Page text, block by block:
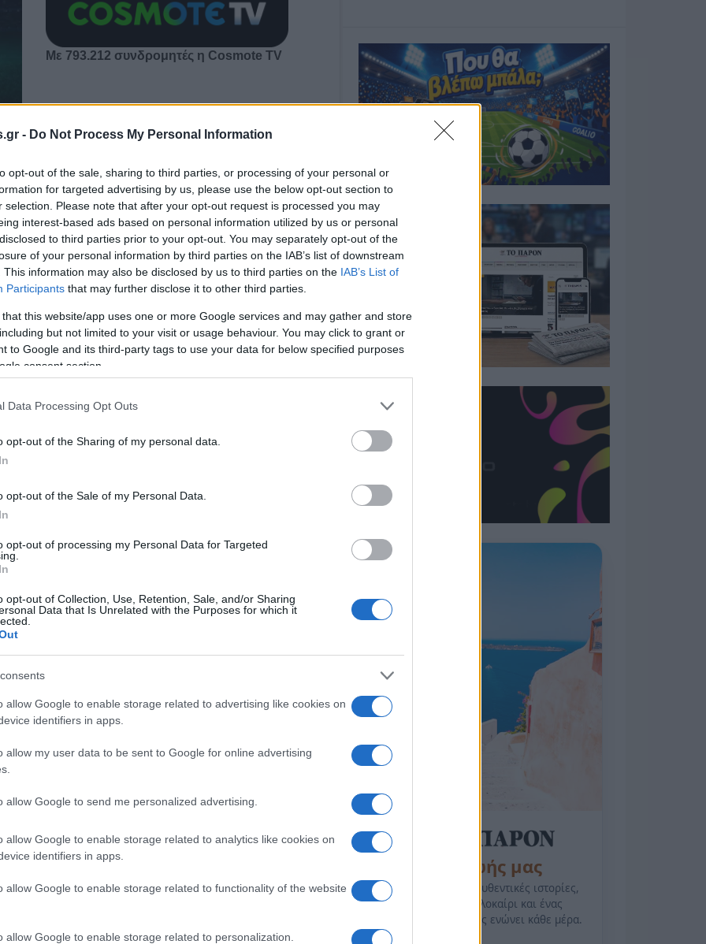
- Do Not Process My Personal Information
opt-out of the sale, sharing to third parties, or processing of your personal or
for targeted advertising by us, please use the below opt-out section to
selection. Please note that after your opt-out request is processed you may
interest-based ads based on personal information utilized by us or personal
to third parties prior to your opt-out. You may separately opt-out of the
of your personal information by third parties on the IAB’s list of downstream
This information may also be disclosed by us to third parties on the IAB’s List of
Participants that may further disclose it to other third parties.
that this website/app uses one or more Google services and may gather and store
but not limited to your visit or usage behaviour. You may click to grant or
to Google and its third-party tags to use your data for below specified purposes
consent section.
Data Processing Opt Outs
opt-out of the Sharing of my personal data.
opt-out of the Sale of my Personal Data.
opt-out of processing my Personal Data for Targeted
opt-out of Collection, Use, Retention, Sale, and/or Sharing
Data that Is Unrelated with the Purposes for which it
allow Google to enable storage related to advertising like cookies on
identifiers in apps.
allow my user data to be sent to Google for online advertising
allow Google to send me personalized advertising.
allow Google to enable storage related to analytics like cookies on
identifiers in apps.
allow Google to enable storage related to functionality of the website
allow Google to enable storage related to personalization.
Με 793.212 συνδρομητές η Cosmote TV
Χωνάκι ή κυπελλάκι; Σε αυτά τα 5
είναι…και τα δύο!
βλέπεις σε κάθε παραλία φέτος!
– Το kitchen trick που κάθε foodie
πρέπει να ξέρει
Κανονικός Αύγουστος με δυνατούς
της Ζωής μας
Οι άνθρωποι, οι αυθεντικές ιστορίες,
το ελληνικό καλοκαίρι και ένας
πολιτισμός που μας ενώνει κάθε μέρα.